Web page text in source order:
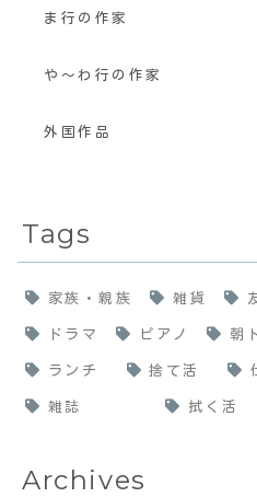
ま行の作家
や〜わ行の作家
外国作品
Tags
家族・親族 雑貨
ドラマ ピアノ 朝
ランチ 捨て活
雑誌 拭く活
Archives